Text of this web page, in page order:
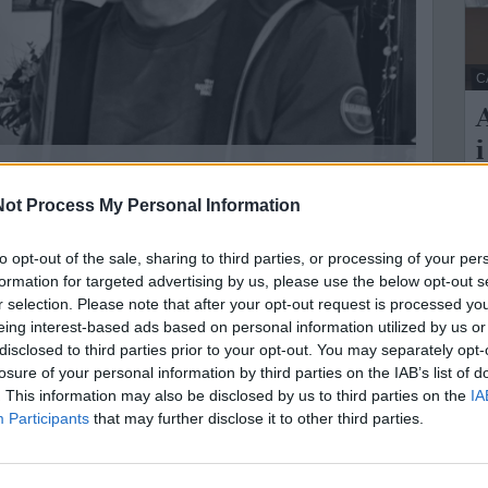
Process My Personal Information
opt-out of the sale, sharing to third parties, or processing of your
for targeted advertising by us, please use the below opt-out
selection. Please note that after your opt-out request is processed
interest-based ads based on personal information utilized by us
to third parties prior to your opt-out. You may separately
of your personal information by third parties on the IAB’s list of
This information may also be disclosed by us to third parties on the
Participants that may further disclose it to other third parties.
sarà presentato il 9 luglio alle 19:30 in via Punta
intitolato «Dentro la Ferocia: storie, memoria e
degli eventi estivi del Comune, offrirà una precisa
centrali trattati all'interno della pubblicazione.
affidati al sindaco di Castellaneta, Gianni Di
e all’assessore allo Sport, Agostino De Bellis.
gli interventi dell’autore e giornalista Andrea
Alessio Coccioli, e del tenente colonnello
i
...